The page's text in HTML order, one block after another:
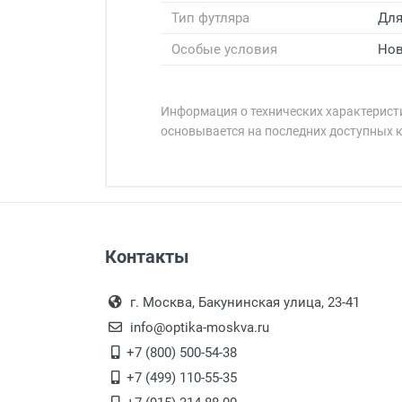
Тип футляра
Особые условия
Информация о технических
основывается на последних доступных
Перечисление средств на
Перевод денег на карту Сбербанка.
Выдаем товар в рабочие
После того, как заказ
Для получения товара при
Заказ необходимо
дополнительных расходов за
Контакты
г. Москва, Бакунинская улица, 23-41
info@optika-moskva.ru
+7 (800) 500-54-38
+7 (499) 110-55-35